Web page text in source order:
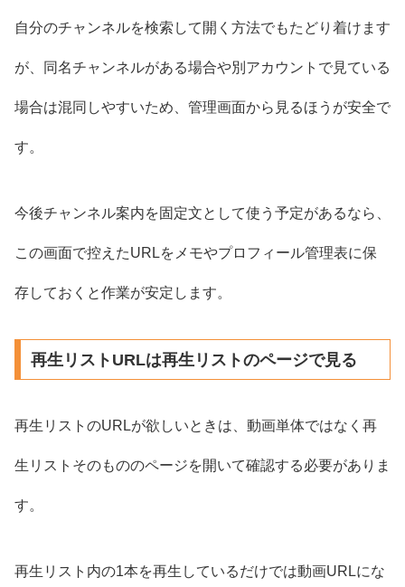
自分のチャンネルを検索して開く方法でもたどり着けます
が、同名チャンネルがある場合や別アカウントで見ている
場合は混同しやすいため、管理画面から見るほうが安全で
す。
今後チャンネル案内を固定文として使う予定があるなら、
この画面で控えたURLをメモやプロフィール管理表に保
存しておくと作業が安定します。
再生リストURLは再生リストのページで見る
再生リストのURLが欲しいときは、動画単体ではなく再
生リストそのもののページを開いて確認する必要がありま
す。
再生リスト内の1本を再生しているだけでは動画URLにな